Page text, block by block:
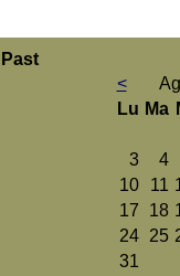
Past
<
Lu Ma
3
4
10
11
17
18
24
25
31